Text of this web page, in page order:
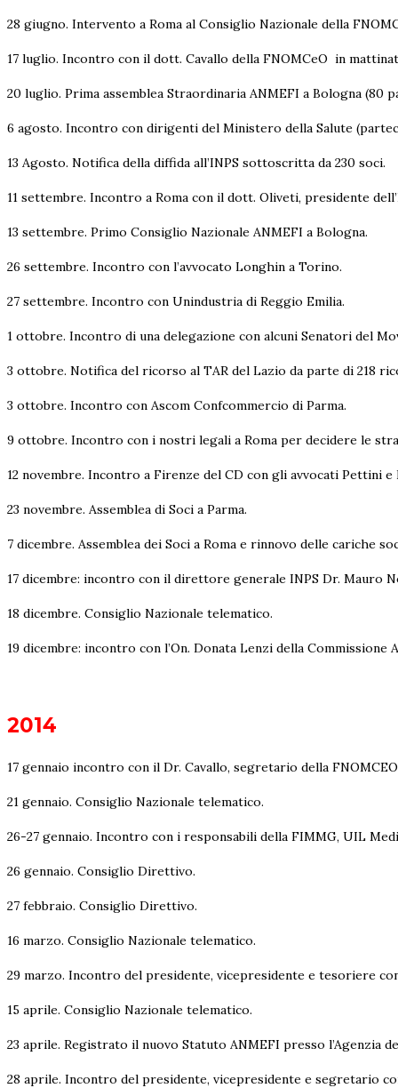
28 giugno. Intervento a Roma al Consiglio Nazionale della
17 luglio. Incontro con il dott. Cavallo della FNOMCeO in
20 luglio. Prima assemblea Straordinaria ANMEFI a Bologna (80
6 agosto. Incontro con dirigenti del Ministero della Salute
13 Agosto. Notifica della diffida all’INPS sottoscritta da 230 soci.
11 settembre. Incontro a Roma con il dott. Oliveti, presidente
13 settembre. Primo Consiglio Nazionale ANMEFI a Bologna.
26 settembre. Incontro con l’avvocato Longhin a Torino.
27 settembre. Incontro con Unindustria di Reggio Emilia.
1 ottobre. Incontro di una delegazione con alcuni Senatori del
3 ottobre. Notifica del ricorso al TAR del Lazio da parte di 218
3 ottobre. Incontro con Ascom Confcommercio di Parma.
9 ottobre. Incontro con i nostri legali a Roma per decidere le
12 novembre. Incontro a Firenze del CD con gli avvocati Pettini e
23 novembre. Assemblea di Soci a Parma.
7 dicembre. Assemblea dei Soci a Roma e rinnovo delle cariche
17 dicembre: incontro con il direttore generale INPS Dr. Mauro
18 dicembre. Consiglio Nazionale telematico.
19 dicembre: incontro con l’On. Donata Lenzi della Commissione
2014
17 gennaio incontro con il Dr. Cavallo, segretario della
21 gennaio. Consiglio Nazionale telematico.
26-27 gennaio. Incontro con i responsabili della FIMMG, UIL
26 gennaio. Consiglio Direttivo.
27 febbraio. Consiglio Direttivo.
16 marzo. Consiglio Nazionale telematico.
29 marzo. Incontro del presidente, vicepresidente e tesoriere
15 aprile. Consiglio Nazionale telematico.
23 aprile. Registrato il nuovo Statuto ANMEFI presso l’Agenzia
28 aprile. Incontro del presidente, vicepresidente e segretario